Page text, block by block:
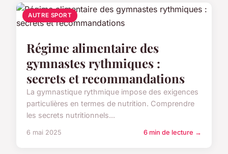
AUTRE SPORT
Régime alimentaire des
gymnastes rythmiques :
secrets et recommandations
La gymnastique rythmique impose des exigences
particulières en termes de nutrition. Comprendre
les secrets nutritionnels...
6 mai 2025 6 min de lecture →